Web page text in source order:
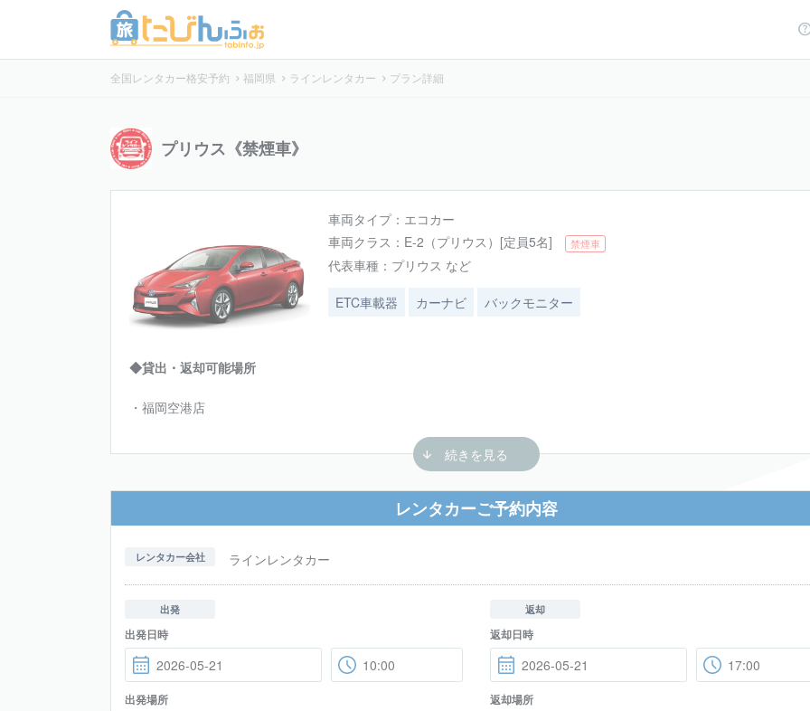
全国レンタカー格安予約 福岡県 ラインレンタカー プラン詳細
プリウス《禁煙車》
車両タイプ： エコカー
車両クラス： E-2（プリウス）[定員5名] 禁煙車
代表車種： プリウス など
ETC車載器 カーナビ バックモニター
◆貸出・返却可能場所
・福岡空港店
レンタカーご予約内容
レンタカー会社 ラインレンタカー
出発
出発日時
出発場所
返却
返却日時
返却場所